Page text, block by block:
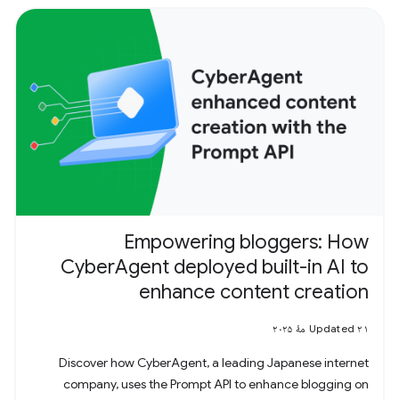
Empowering bloggers: How
CyberAgent deployed built-in AI to
enhance content creation
Updated ۲۱ مهٔ ۲۰۲۵
Discover how CyberAgent, a leading Japanese internet
company, uses the Prompt API to enhance blogging on